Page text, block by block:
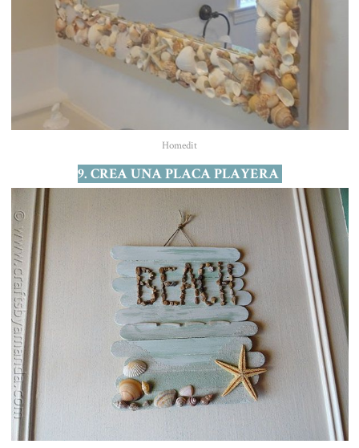
Homedit
9. CREA UNA PLACA PLAYERA